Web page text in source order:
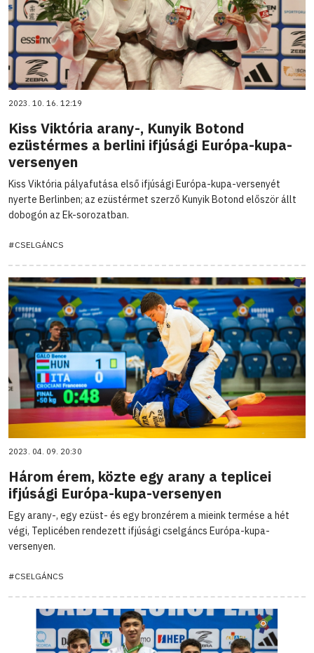
2023. 10. 16. 12:19
Kiss Viktória arany-, Kunyik Botond
ezüstérmes a berlini ifjúsági Európa-kupa-
versenyen
Kiss Viktória pályafutása első ifjúsági Európa-kupa-versenyét
nyerte Berlinben; az ezüstérmet szerző Kunyik Botond először állt
dobogón az Ek-sorozatban.
#CSELGÁNCS
2023. 04. 09. 20:30
Három érem, közte egy arany a teplicei
ifjúsági Európa-kupa-versenyen
Egy arany-, egy ezüst- és egy bronzérem a mieink termése a hét
végi, Teplicében rendezett ifjúsági cselgáncs Európa-kupa-
versenyen.
#CSELGÁNCS